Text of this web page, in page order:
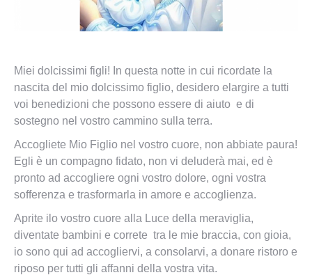
Miei dolcissimi figli! In questa notte in cui ricordate la
nascita del mio dolcissimo figlio, desidero elargire a tutti
voi benedizioni che possono essere di aiuto e di
sostegno nel vostro cammino sulla terra.
Accogliete Mio Figlio nel vostro cuore, non abbiate paura!
Egli è un compagno fidato, non vi deluderà mai, ed è
pronto ad accogliere ogni vostro dolore, ogni vostra
sofferenza e trasformarla in amore e accoglienza.
Aprite ilo vostro cuore alla Luce della meraviglia,
diventate bambini e correte tra le mie braccia, con gioia,
io sono qui ad accogliervi, a consolarvi, a donare ristoro e
riposo per tutti gli affanni della vostra vita.